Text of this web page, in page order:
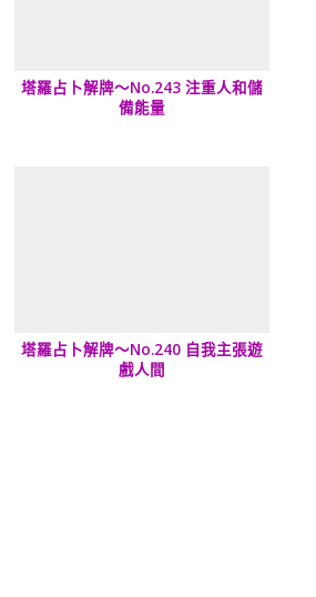
塔羅占卜解牌～No.243 注重人和儲
備能量
塔羅占卜解牌～No.240 自我主張遊
戲人間